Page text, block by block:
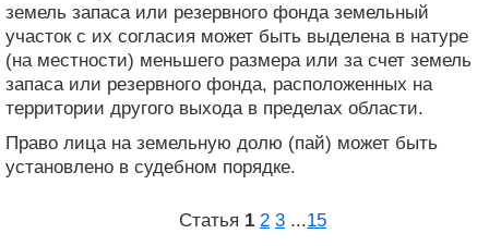
земель запаса или резервного фонда земельный
участок с их согласия может быть выделена в натуре
(на местности) меньшего размера или за счет земель
запаса или резервного фонда, расположенных на
территории другого выхода в пределах области.
Право лица на земельную долю (пай) может быть
установлено в судебном порядке.
Статья 1 2 3 ...15